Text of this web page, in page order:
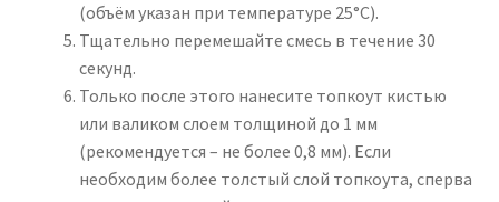
(объём указан при температуре 25°С).
Тщательно перемешайте смесь в течение 30
секунд.
Только после этого нанесите топкоут кистью
или валиком слоем толщиной до 1 мм
(рекомендуется – не более 0,8 мм). Если
необходим более толстый слой топкоута, сперва